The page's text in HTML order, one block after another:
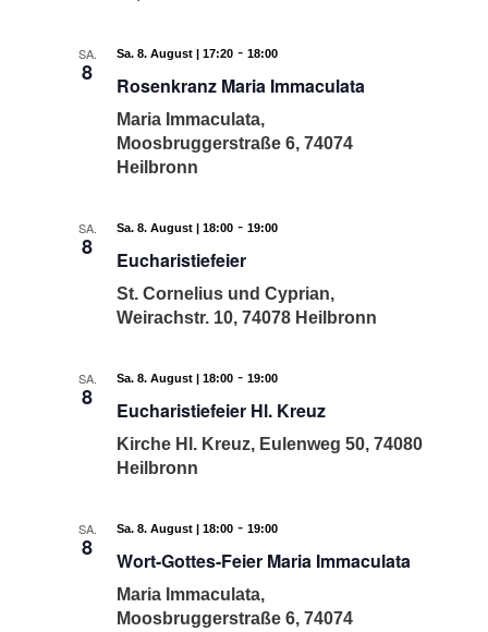
SA.
8
Sa. 8. August | 17:20 -18:00
Rosenkranz Maria Immaculata
Maria Immaculata,
Moosbruggerstraße 6, 74074
Heilbronn
SA.
8
Sa. 8. August | 18:00 -19:00
Eucharistiefeier
St. Cornelius und Cyprian,
Weirachstr. 10, 74078 Heilbronn
SA.
8
Sa. 8. August | 18:00 -19:00
Eucharistiefeier Hl. Kreuz
Kirche Hl. Kreuz, Eulenweg 50, 74080
Heilbronn
SA.
8
Sa. 8. August | 18:00 -19:00
Wort-Gottes-Feier Maria Immaculata
Maria Immaculata,
Moosbruggerstraße 6, 74074